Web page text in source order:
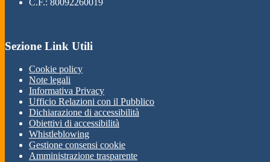
C.F.: 80092260019
Sezione Link Utili
Cookie policy
Note legali
Informativa Privacy
Ufficio Relazioni con il Pubblico
Dichiarazione di accessibilità
Obiettivi di accessibilità
Whistleblowing
Gestione consensi cookie
Amministrazione trasparente